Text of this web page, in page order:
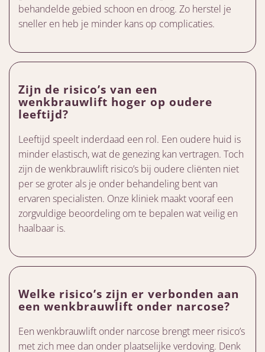
behandelde gebied schoon en droog. Zo herstel je
sneller en heb je minder kans op complicaties.
Zijn de risico’s van een
wenkbrauwlift hoger op oudere
leeftijd?
Leeftijd speelt inderdaad een rol. Een oudere huid is
minder elastisch, wat de genezing kan vertragen. Toch
zijn de wenkbrauwlift risico’s bij oudere cliënten niet
per se groter als je onder behandeling bent van
ervaren specialisten. Onze kliniek maakt vooraf een
zorgvuldige beoordeling om te bepalen wat veilig en
haalbaar is.
Welke risico’s zijn er verbonden aan
een wenkbrauwlift onder narcose?
Een wenkbrauwlift onder narcose brengt meer risico’s
met zich mee dan onder plaatselijke verdoving. Denk